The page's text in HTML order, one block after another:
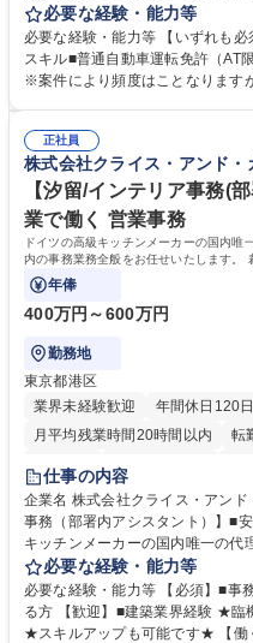
掛ける当社にて、自社企画・開発
わいい』を届けるやりがいのあるポジションで
クターライセンスを活用した商
画段階から納品まで、商品の製造
場へ見積依頼・価格交渉、サン
元様とのやり取り、輸入関連の書
工場開拓などがございます。 募集職種 【生産管理】キャラクターバック
や雑貨の生産・品質管理/年休125
必要な経験・能力等
必要な経験・能力等 【いずれも
スキル■普通自動車運転免許（AT
※案件により頻度はことなります
め、『コツコツと実直に取り組め
外関係者と友好なコミュニケーシ
ンで行います。 学歴・資格 学歴：大学院 大学 高専 短大 専修学校 高校 語
学力： 資格：
正社員
株式会社クライス・アンド・
【汐留/インテリア事務(
業で働く 営業事務
ドイツの高級キッチンメーカーの国内
内の事務業務全般をお任せいたします。
ップも可能です。
年俸
400万円～600万円
勤務地
東京都港区
業界未経験歓迎
年間休日120
月平均残業時間20時間以内
転
育休あり
完全週休2日制
駅近5分以内
土日祝休み
仕事の内容
企業名 株式会社クライス・アンド・カンパニー 求人
事務（部署内アシスタント）】■安定企業で働く 仕
キッチンメーカーの国内唯一の代
署内の事務業務全般をお任せいた
ため、スキルアップも可能です。 【部署内の事務業務全般】 ■サンプルの
仕分け・整理 ■電話応対 ■書類作
類を取りまとめて経理へ提出等）
必要な経験・能力等
必要な経験・能力等 【必須】■事
る方 【歓迎】■建築業界経験 ★臨
★スキルアップも可能です★ 【働く環境】日々の業務を通じて、組織全体